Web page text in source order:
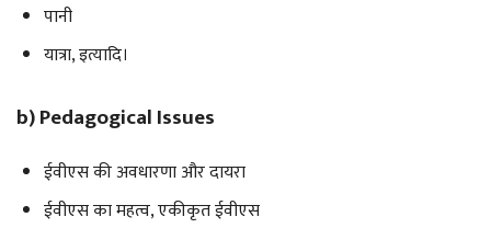
पानी
यात्रा, इत्यादि।
b) Pedagogical Issues
ईवीएस की अवधारणा और दायरा
ईवीएस का महत्व, एकीकृत ईवीएस